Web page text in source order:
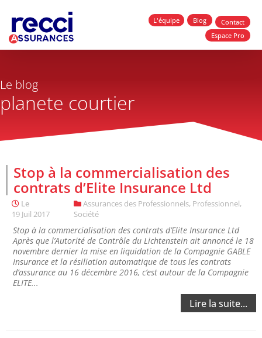
L'équipe Blog
Contact
Espace Pro
Le blog
planete courtier
Stop à la commercialisation des
contrats d’Elite Insurance Ltd
Le
19 Juil 2017
Assurances des Professionnels, Professionnel,
Société
Stop à la commercialisation des contrats d’Elite Insurance Ltd
Après que l’Autorité de Contrôle du Lichtenstein ait annoncé le 18
novembre dernier la mise en liquidation de la Compagnie GABLE
Insurance et la résiliation automatique de tous les contrats
d’assurance au 16 décembre 2016, c’est autour de la Compagnie
ELITE...
Lire la suite...